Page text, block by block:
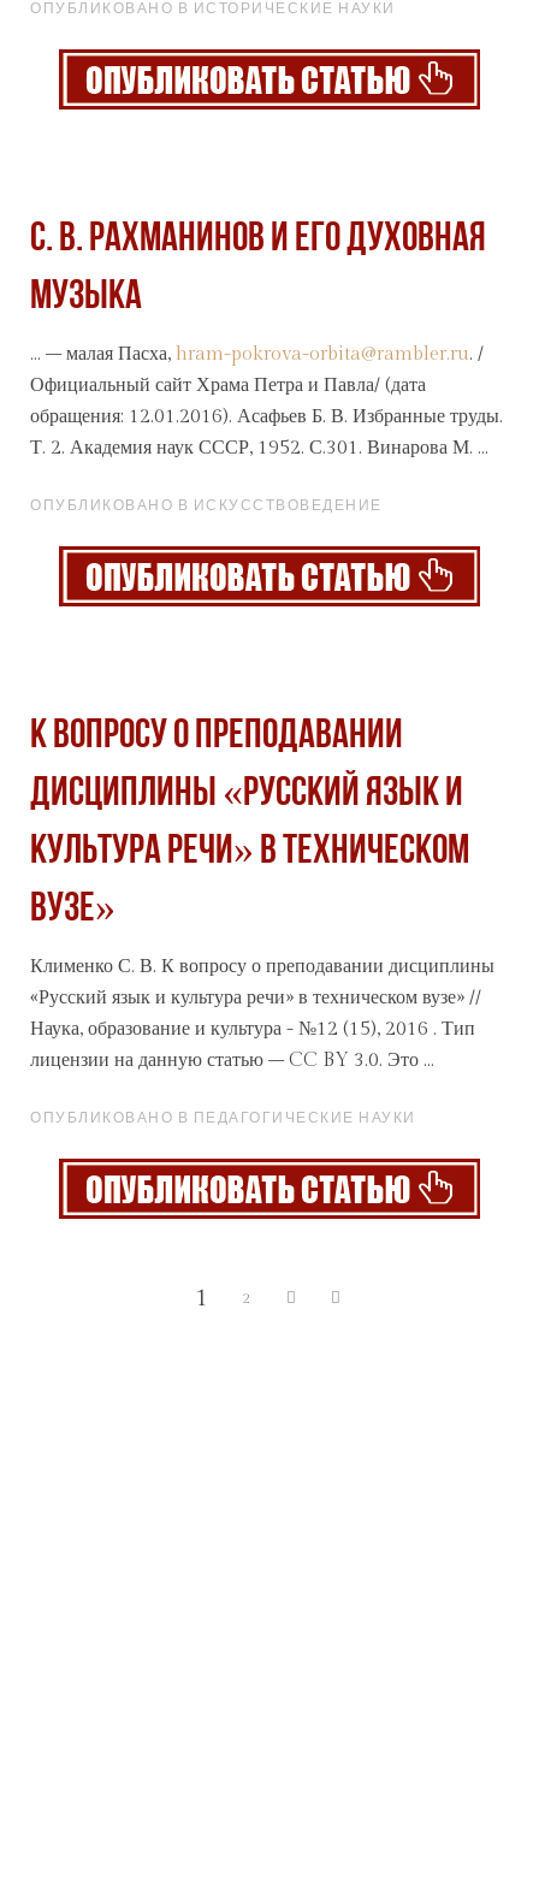
ОПУБЛИКОВАНО В ИСТОРИЧЕСКИЕ НАУКИ
С. В. РАХМАНИНОВ И ЕГО ДУХОВНАЯ
МУЗЫКА
... – малая Пасха, hram-pokrova-orbita@rambler.ru. /
Официальный сайт Храма Петра и Павла/ (дата
обращения: 12.01.2016). Асафьев Б. В. Избранные труды.
Т. 2. Академия наук СССР, 1952. С.301. Винарова М. ...
ОПУБЛИКОВАНО В ИСКУССТВОВЕДЕНИЕ
К вопросу о преподавании
дисциплины «Русский язык и
культура речи» в техническом
вузе»
Клименко С. В. К вопросу о преподавании дисциплины
«Русский язык и культура речи» в техническом вузе» //
Наука, образование и культура - №12 (15), 2016 . Тип
лицензии на данную статью – CC BY 3.0. Это ...
ОПУБЛИКОВАНО В ПЕДАГОГИЧЕСКИЕ НАУКИ
1 2